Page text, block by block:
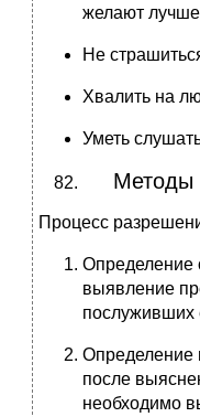
желают
Не
Хвалить на
Уметь
Методы
Процесс
Определение
выявление
послуживших
Определение
после
необходимо